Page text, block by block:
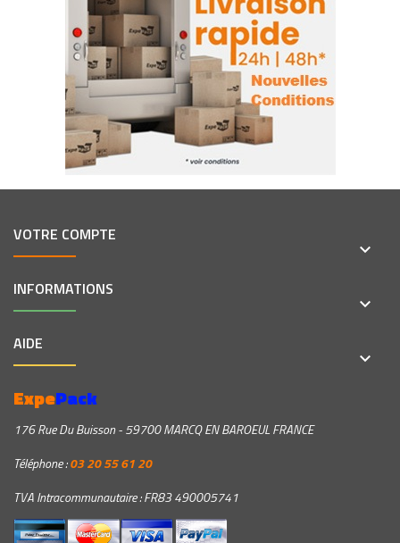
VOTRE COMPTE
keyboard_arrow_down
INFORMATIONS
keyboard_arrow_down
AIDE
keyboard_arrow_down
ExpePack
176 Rue Du Buisson - 59700 MARCQ EN BAROEUL FRANCE
Téléphone :03 20 55 61 20
TVA Intracommunautaire : FR83 490005741